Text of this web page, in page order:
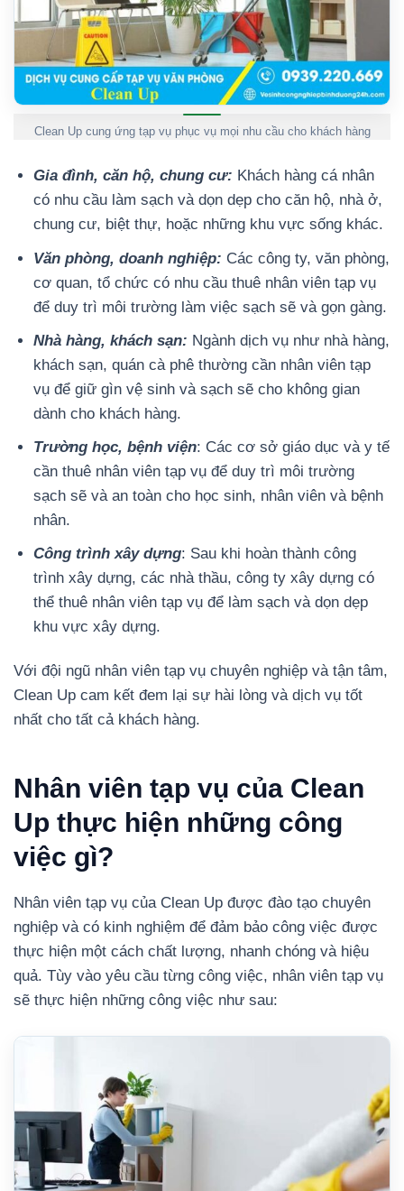
Clean Up cung ứng tạp vụ phục vụ mọi nhu cầu cho khách hàng
Gia đình, căn hộ, chung cư: Khách hàng cá nhân
có nhu cầu làm sạch và dọn dẹp cho căn hộ, nhà ở,
chung cư, biệt thự, hoặc những khu vực sống khác.
Văn phòng, doanh nghiệp: Các công ty, văn phòng,
cơ quan, tổ chức có nhu cầu thuê nhân viên tạp vụ
để duy trì môi trường làm việc sạch sẽ và gọn gàng.
Nhà hàng, khách sạn: Ngành dịch vụ như nhà hàng,
khách sạn, quán cà phê thường cần nhân viên tạp
vụ để giữ gìn vệ sinh và sạch sẽ cho không gian
dành cho khách hàng.
Trường học, bệnh viện: Các cơ sở giáo dục và y tế
cần thuê nhân viên tạp vụ để duy trì môi trường
sạch sẽ và an toàn cho học sinh, nhân viên và bệnh
nhân.
Công trình xây dựng: Sau khi hoàn thành công
trình xây dựng, các nhà thầu, công ty xây dựng có
thể thuê nhân viên tạp vụ để làm sạch và dọn dẹp
khu vực xây dựng.
Với đội ngũ nhân viên tạp vụ chuyên nghiệp và tận tâm,
Clean Up cam kết đem lại sự hài lòng và dịch vụ tốt
nhất cho tất cả khách hàng.
Nhân viên tạp vụ của Clean
Up thực hiện những công
việc gì?
Nhân viên tạp vụ của Clean Up được đào tạo chuyên
nghiệp và có kinh nghiệm để đảm bảo công việc được
thực hiện một cách chất lượng, nhanh chóng và hiệu
quả. Tùy vào yêu cầu từng công việc, nhân viên tạp vụ
sẽ thực hiện những công việc như sau: